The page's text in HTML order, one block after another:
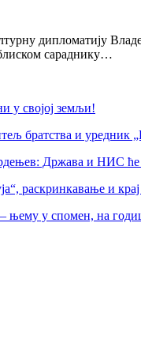
дипломатију
сараднику…
у својој земљи!
братства и уредник
Држава и НИС ће
раскринкавање и крај
њему у спомен, на